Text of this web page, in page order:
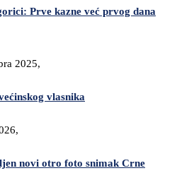
Prve kazne već prvog dana
2025,
vlasnika
novi otro foto snimak Crne